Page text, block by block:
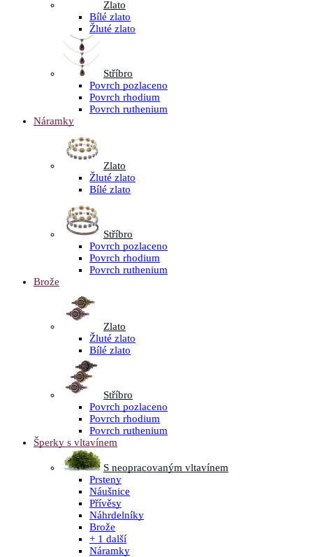
Zlato
Bílé zlato
Žluté zlato
Stříbro
Povrch pozlaceno
Povrch rhodium
Povrch ruthenium
Náramky
Zlato
Žluté zlato
Bílé zlato
Stříbro
Povrch pozlaceno
Povrch rhodium
Povrch ruthenium
Brože
Zlato
Žluté zlato
Bílé zlato
Stříbro
Povrch pozlaceno
Povrch rhodium
Povrch ruthenium
Šperky s vltavínem
S neopracovaným vltavínem
Prsteny
Náušnice
Přívěsy
Náhrdelníky
Brože
+ 1 další
Náramky